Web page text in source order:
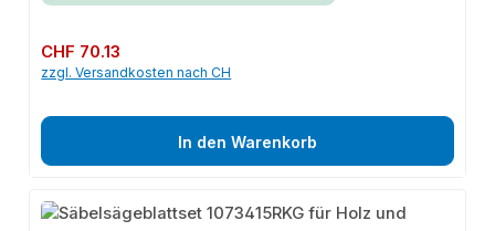
Regulärer Preis:
CHF 70.13
zzgl. Versandkosten nach CH
In den Warenkorb